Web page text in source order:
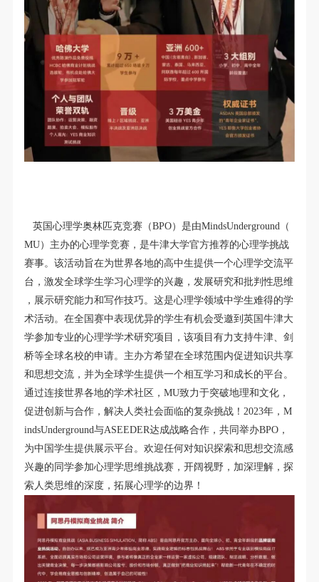
英 国心理学奥林匹克竞赛 （BPO）是由MindsUnderground （
MU） 主办的心理学竞赛 ，是牛津大学官方推荐的心理学挑战
赛事。该活动 旨在为世界各地的高中生提供一个心理学交流平
台 ，激发全球学生学习心理学的兴趣 ，发展研究和批判性思维
， 展示研究能力和写作技巧。这是心理学领域中学生难得的学
术活动。在全 国赛中表现优异的学生有机会受邀到英 国牛津大
学参加专业的心理学学术研究项 目 ，该项 目有力支持牛津、剑
桥等全球名校的申请。 主办方希望在全球范围 内促进知识共享
和思想交流 ，并为全球学生提供一个相互学习和 成长的平台。
通过连接世界各地的学术社 区 ，MU致力于突破地理和文化 ，
促进创 新与合作 ，解决人类社会面临的复杂挑战 ！2023年 ，M
indsUnderground与ASEEDER达成战略合作 ，共 同举办BPO ，
为中 国学生提供展示平台。欢迎任何对知识探索和思想交流感
兴趣的 同学参加心理学思维挑战赛 ，开阔视野 ， 加深理解 ，探
索人类思维的深度 ，拓展心理学的边界 ！